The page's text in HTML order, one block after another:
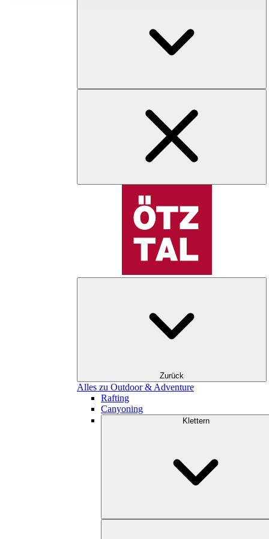
Zurück
Alles zu Outdoor & Adventure
Rafting
Canyoning
Klettern